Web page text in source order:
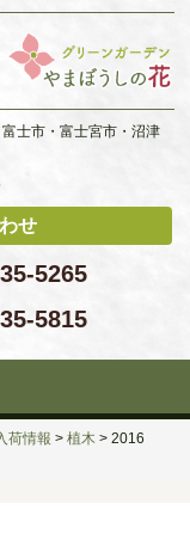
士市・富士宮市・沼津
せ
5265
5815
荷情報 > 植木 > 2016